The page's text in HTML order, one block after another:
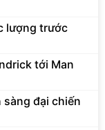
lượng trước
tới Man
đại chiến